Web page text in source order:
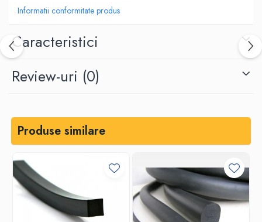
Informatii conformitate produs
Caracteristici
Review-uri (0)
Produse similare